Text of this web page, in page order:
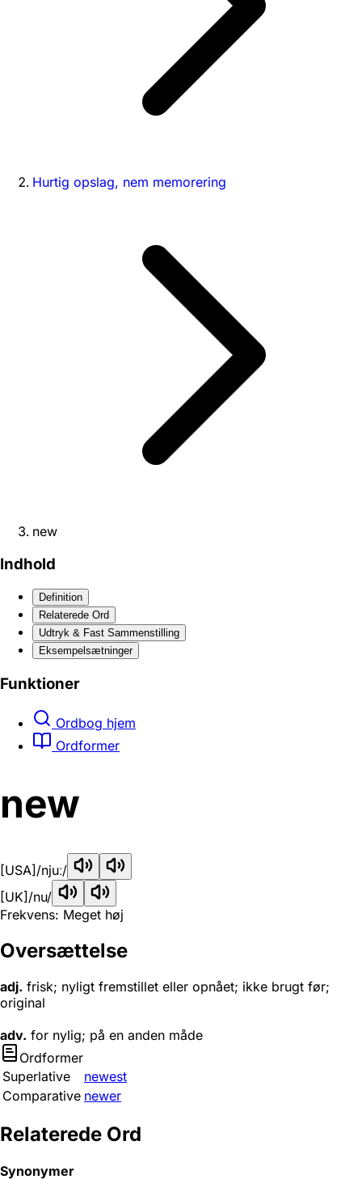
Hurtig opslag, nem memorering
new
Indhold
Definition
Relaterede Ord
Udtryk & Fast Sammenstilling
Eksempelsætninger
Funktioner
Ordbog hjem
Ordformer
new
[USA] /njuː/
[UK] /nu/
Frekvens: Meget høj
Oversættelse
adj. frisk; nyligt fremstillet eller opnået; ikke brugt før;
original
adv. for nylig; på en anden måde
Ordformer
Superlative
newest
Comparative newer
Relaterede Ord
Synonymer